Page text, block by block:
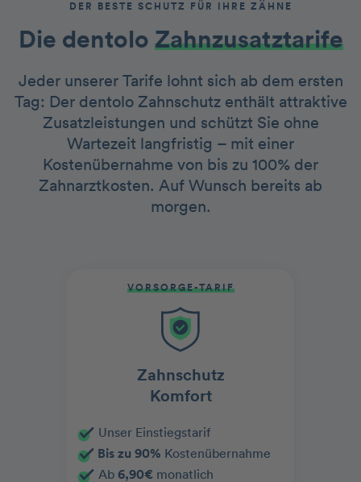
DER BESTE SCHUTZ FÜR IHRE ZÄHNE
Die dentolo­­ Zah nzusatztarife
Jeder unserer Tarife lohnt sich ab dem ersten
Tag: Der dentolo Zahnschutz enthält attraktive
Zusatzleistungen und schützt Sie ohne
Wartezeit langfristig – mit einer
Kostenübernahme von bis zu 100% der
Zahnarztkosten. Auf Wunsch bereits ab
morgen.
VORSORGE-TARIF
Zahnschutz
Komfort
Unser Einstiegstarif
Bis zu 90% Kostenübernahme
Ab 6,90€ monatlich